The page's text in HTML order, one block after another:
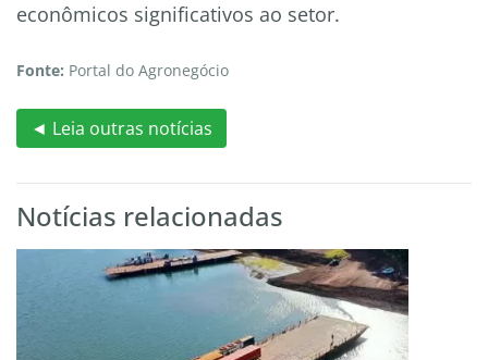
econômicos significativos ao setor.
Fonte: Portal do Agronegócio
◄ Leia outras notícias
Notícias relacionadas